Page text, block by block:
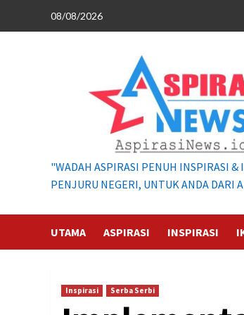
08/08/2026
"WADAH ASPIRASI PENUH INSPIRASI &
PENJURU NEGERI, UNTUK ANDA DARI
UTAMA ASPIRASI INSPIRASI
Inspirasi Serba Serbi